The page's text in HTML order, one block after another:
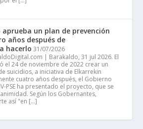
un plan de prevención
años después de
hacerlo 31/07/2026
| Barakaldo, 31 jul 2026. El
el 24 de noviembre de 2022 crear un
suicidios, a iniciativa de Elkarrekin
cuatro años después, el Gobierno
PSE ha presentado el proyecto, que se
Según los Gobernantes,
así "en […]